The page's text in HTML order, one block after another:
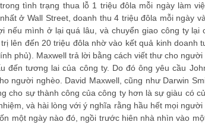
tình trạng thua lỗ 1 triệu đôla mỗi ngày làm
ở Wall Street, doanh thu 4 triệu đôla mỗi ngày
mình ở lại quá lâu, và chuyển giao công ty
lên đến 20 triệu đôla nhờ vào kết quả kinh doanh
phủ). Maxwell trả lời bằng cách viết thư cho
tương lai của công ty. Do đó ông yêu cầu
người nghèo. David Maxwell, cũng như Darwin
sự thành công của công ty hơn là sự giàu có
và hài lòng với ý nghĩa rằng hầu hết mọi
một ngày nào đó, ngồi trước hiên nhà nhìn vào